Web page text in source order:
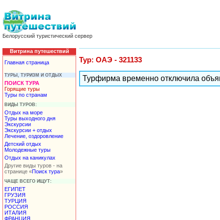
Белорусский туристический сервер
Витрина путешествий
Главная страница
ТУРЫ, ТУРИЗМ И ОТДЫХ
ПОИСК ТУРА
Горящие туры
Туры по странам
ВИДЫ ТУРОВ:
Отдых на море
Туры выходного дня
Экскурсии
Экскурсии + отдых
Лечение, оздоровление
Детский отдых
Молодежные туры
Отдых на каникулах
Другие виды туров - на
странице «Поиск тура»
ЧАЩЕ ВСЕГО ИЩУТ:
ЕГИПЕТ
ГРУЗИЯ
ТУРЦИЯ
РОССИЯ
ИТАЛИЯ
ФРАНЦИЯ
Тур: ОАЭ - 321133
Турфирма временно отключила